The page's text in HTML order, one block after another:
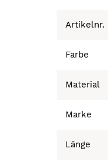
Artikelnr.
Farbe
Material
Marke
Länge